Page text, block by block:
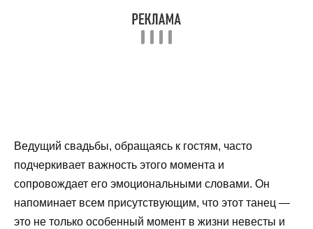
Ведущий свадьбы, обращаясь к гостям, часто
подчеркивает важность этого момента и
сопровождает его эмоциональными словами. Он
напоминает всем присутствующим, что этот танец —
это не только особенный момент в жизни невесты и